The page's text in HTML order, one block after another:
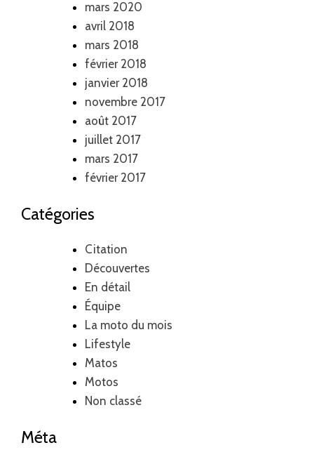
mars 2020
avril 2018
mars 2018
février 2018
janvier 2018
novembre 2017
août 2017
juillet 2017
mars 2017
février 2017
Catégories
Citation
Découvertes
En détail
Équipe
La moto du mois
Lifestyle
Matos
Motos
Non classé
Méta